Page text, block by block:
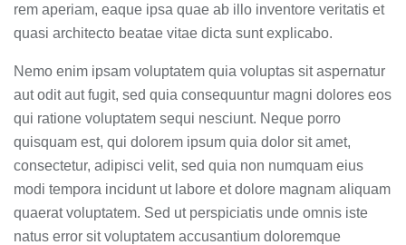
rem aperiam, eaque ipsa quae ab illo inventore veritatis et
quasi architecto beatae vitae dicta sunt explicabo.
Nemo enim ipsam voluptatem quia voluptas sit aspernatur
aut odit aut fugit, sed quia consequuntur magni dolores eos
qui ratione voluptatem sequi nesciunt. Neque porro
quisquam est, qui dolorem ipsum quia dolor sit amet,
consectetur, adipisci velit, sed quia non numquam eius
modi tempora incidunt ut labore et dolore magnam aliquam
quaerat voluptatem. Sed ut perspiciatis unde omnis iste
natus error sit voluptatem accusantium doloremque